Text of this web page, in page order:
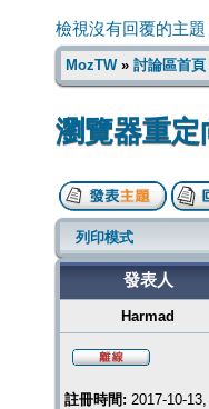
檢視沒有回覆的主題
MozTW» 討論區首頁
瀏覽器重定
列印模式
發表人
Harmad
註冊時間: 2017-10-13,